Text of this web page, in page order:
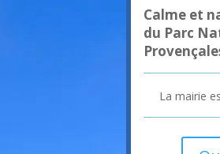
Calme et
du Parc
La mairie